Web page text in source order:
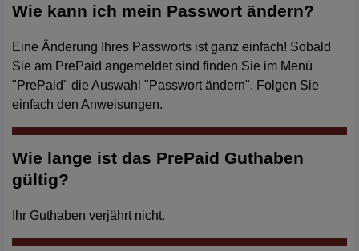
Wie kann ich mein Passwort ändern?
Eine Änderung Ihres Passworts ist ganz einfach! Sobald
Sie am PrePaid angemeldet sind finden Sie im Menü
"PrePaid" die Auswahl "Passwort ändern". Folgen Sie
einfach den Anweisungen.
Wie lange ist das PrePaid Guthaben
gültig?
Ihr Guthaben verjährt nicht.